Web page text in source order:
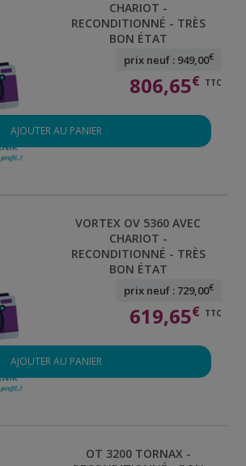
CHARIOT -
RECONDITIONNÉ - TRÈS
BON ÉTAT
prix neuf : 949,00€
806,65€ TTC
AJOUTER AU PANIER
VORTEX OV 5360 AVEC
CHARIOT -
RECONDITIONNÉ - TRÈS
BON ÉTAT
prix neuf : 729,00€
619,65€ TTC
AJOUTER AU PANIER
OT 3200 TORNAX -